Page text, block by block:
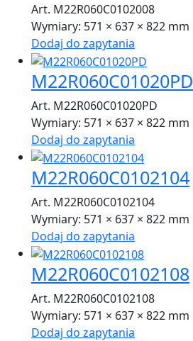
Art. M22R060C0102008
Wymiary: 571 × 637 × 822 mm
Dodaj do zapytania
M22R060C01020PD
Art. M22R060C01020PD
Wymiary: 571 × 637 × 822 mm
Dodaj do zapytania
M22R060C0102104
Art. M22R060C0102104
Wymiary: 571 × 637 × 822 mm
Dodaj do zapytania
M22R060C0102108
Art. M22R060C0102108
Wymiary: 571 × 637 × 822 mm
Dodaj do zapytania